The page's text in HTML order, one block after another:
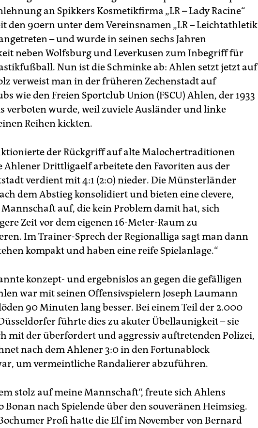
an Spikkers Kosmetikfirma „LR – Lady Racine“
den 90ern unter dem Vereinsnamen „LR – Leichtathletik
– und wurde in seinen sechs Jahren
neben Wolfsburg und Leverkusen zum Inbegriff für
Nun ist die Schminke ab: Ahlen setzt jetzt auf
verweist man in der früheren Zechenstadt auf
wie den Freien Sportclub Union (FSCU) Ahlen, der 1933
verboten wurde, weil zuviele Ausländer und linke
Reihen kickten.
der Rückgriff auf alte Malochertraditionen
Ahlener Drittligaelf arbeitete den Favoriten aus der
verdient mit 4:1 (2:0) nieder. Die Münsterländer
dem Abstieg konsolidiert und bieten eine clevere,
auf, die kein Problem damit hat, sich
Zeit vor dem eigenen 16-Meter-Raum zu
Im Trainer-Sprech der Regionalliga sagt man dann
kompakt und haben eine reife Spielanlage.“
konzept- und ergebnislos an gegen die gefälligen
war mit seinen Offensivspielern Joseph Laumann
90 Minuten lang besser. Bei einem Teil der 2.000
führte dies zu akuter Übellaunigkeit – sie
mit der überfordert und aggressiv auftretenden Polizei,
nach dem Ahlener 3:0 in den Fortunablock
um vermeintliche Randalierer abzuführen.
stolz auf meine Mannschaft“, freute sich Ahlens
Bonan nach Spielende über den souveränen Heimsieg.
Profi hatte die Elf im November von Bernard